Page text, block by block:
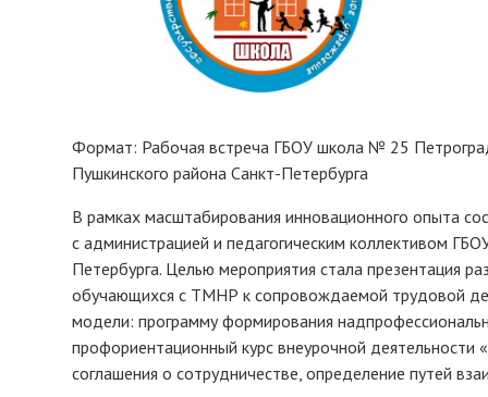
Формат: Рабочая встреча ГБОУ школа № 25
Пушкинского района Санкт-Петербурга
В рамках масштабирования инновационного опыта
с администрацией и педагогическим коллективом
Петербурга. Целью мероприятия стала презентация
обучающихся с ТМНР к сопровождаемой трудовой
модели: программу формирования
профориентационный курс внеурочной
соглашения о сотрудничестве, определение путей